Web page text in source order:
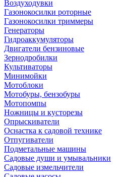
Воздуходувки
Газонокосилки роторные
Газонокосилки триммеры
Генераторы
Гидроаккумуляторы
Двигатели бензиновые
Зернодробилки
Культиваторы
Минимойки
Мотоблоки
Мотобуры, бензобуры
Мотопомпы
Ножницы и кусторезы
Опрыскиватели
Оснастка к садовой технике
Отпугиватели
Подметальные машины
Садовые души и умывальники
Садовые измельчители